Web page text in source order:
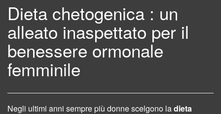
Dieta chetogenica : un
alleato inaspettato per il
benessere ormonale
femminile
Negli ultimi anni sempre più donne scelgono ladieta